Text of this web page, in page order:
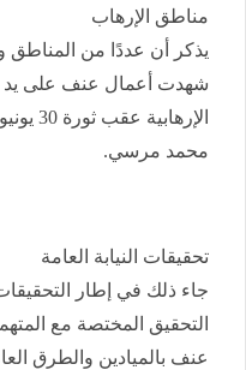
مناطق الإرهاب
يذكر أن عددًا من المناطق
شهدت أعمال عنف على يد
محمد مرسي.
تحقيقات النيابة العامة
جاء ذلك في إطار
التحقيق المختصة مع
عنف بالميادين والطرق